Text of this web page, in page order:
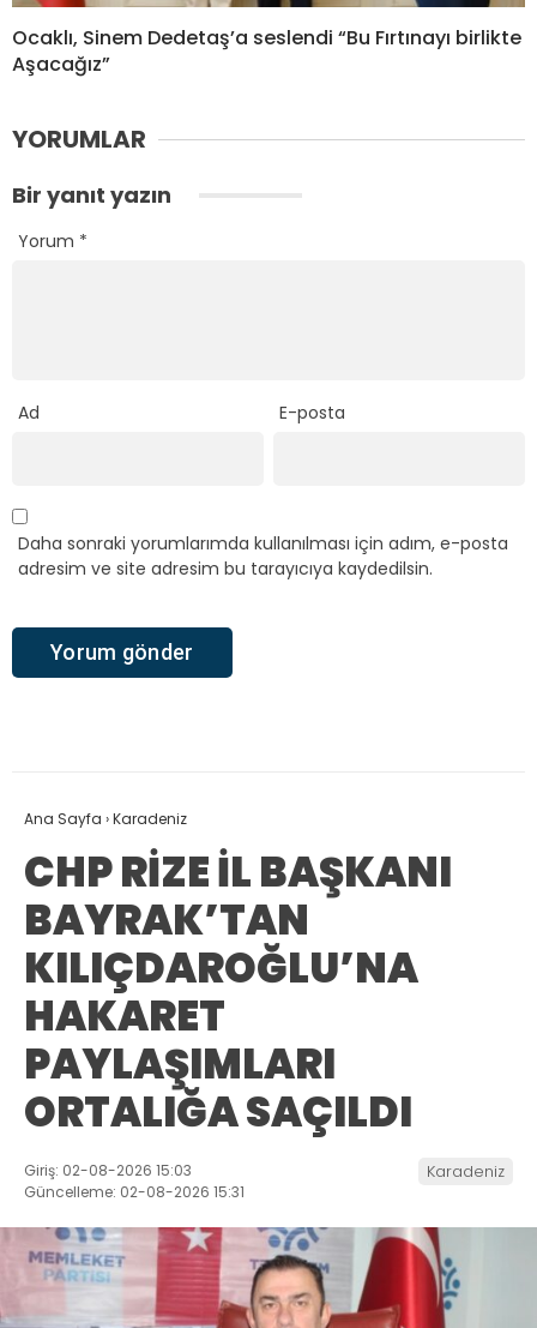
Ocaklı, Sinem Dedetaş’a seslendi “Bu Fırtınayı birlikte
Aşacağız”
YORUMLAR
Bir yanıt yazın
Yorum *
Ad E-posta
Daha sonraki yorumlarımda kullanılması için adım, e-posta
adresim ve site adresim bu tarayıcıya kaydedilsin.
Ana Sayfa ›Karadeniz
CHP RİZE İL BAŞKANI
BAYRAK’TAN
KILIÇDAROĞLU’NA
HAKARET
PAYLAŞIMLARI
ORTALIĞA SAÇILDI
Giriş: 02-08-2026 15:03
Güncelleme: 02-08-2026 15:31
Karadeniz